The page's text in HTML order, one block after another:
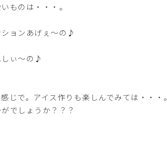
ものは・・・。
ションあげぇ～の♪
しぃ～の♪
感じで。アイス作りも楽しんでみては・・・。
でしょうか？？？